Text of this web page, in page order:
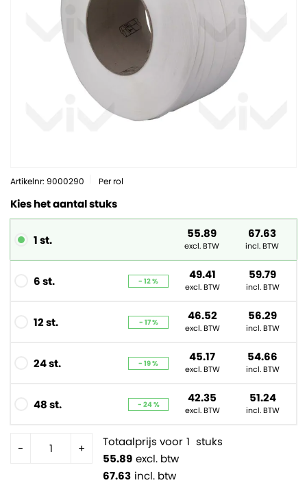
Artikelnr: 9000290 Per rol
- + Totaalprijs voor 1 stuks
55.89 excl. btw
67.63 incl. btw
Kies het aantal stuks
1 st. 55.89
excl. BTW
67.63
incl. BTW
6 st. - 12 % 49.41
excl. BTW
59.79
incl. BTW
12 st. - 17 % 46.52
excl. BTW
56.29
incl. BTW
24 st. - 19 % 45.17
excl. BTW
54.66
incl. BTW
48 st. - 24 % 42.35
excl. BTW
51.24
incl. BTW